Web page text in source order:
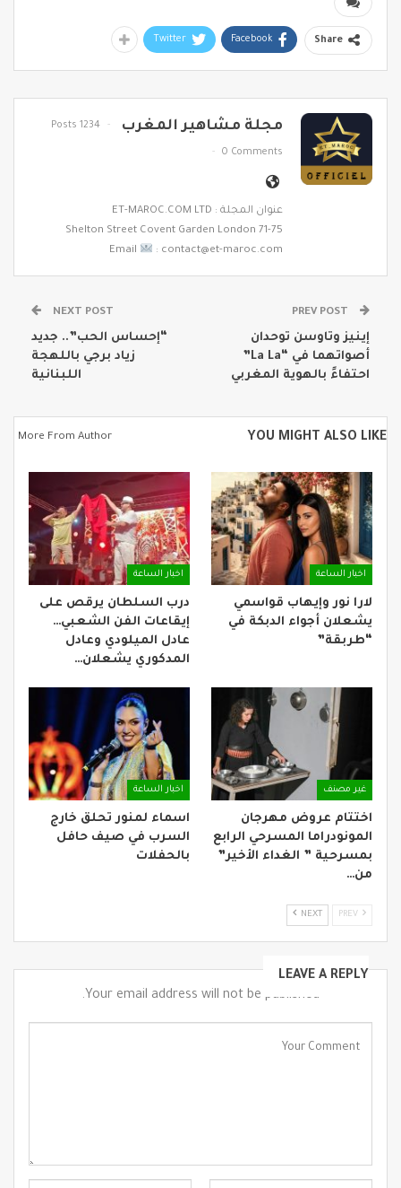
Share
Facebook
Twitter
مجلة مشاهير المغرب 1234 Posts
0 Comments
عنوان المجلة : ET-MAROC.COM LTD
71-75 Shelton Street Covent Garden London
Email
: contact@et-maroc.com
إينيز وتاوسن توحدان
أصواتهما في “La La”
احتفاءً بالهوية المغربي
NEXT POST
“إحساس الحب”.. جديد
زياد برجي باللهجة
اللبنانية
YOU MIGHT ALSO LIKE
More From Author
اخبار الساعة
لارا نور وإيهاب قواسمي
يشعلان أجواء الدبكة في
“طربقة”
اخبار الساعة
درب السلطان يرقص على
إيقاعات الفن الشعبي…
عادل الميلودي وعادل
المدكوري يشعلان…
غير مصنف
اختتام عروض مهرجان
المونودراما المسرحي الرابع
بمسرحية ” الغداء الأخير”
من…
اخبار الساعة
اسماء لمنور تحلق خارج
السرب في صيف حافل
بالحفلات
NEXT
LEAVE A REPLY
Your email address will not be published.